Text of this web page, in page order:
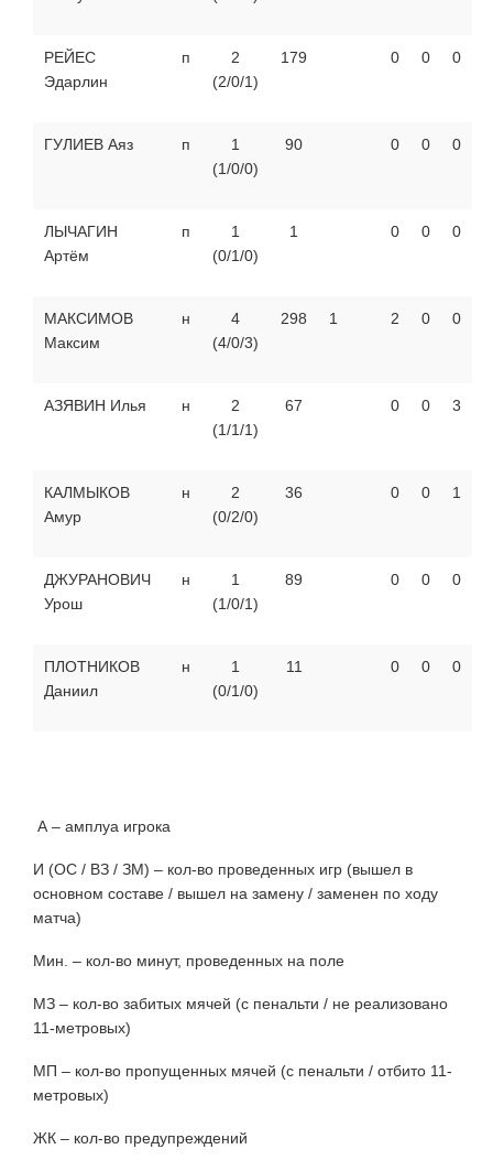
РЕЙЕС
Эдарлин
п
2
(2/0/1)
179 0 0 0
ГУЛИЕВ Аяз п
1
(1/0/0)
90 0 0 0
ЛЫЧАГИН
Артём
п
1
(0/1/0)
1 0 0 0
МАКСИМОВ
Максим
н
4
(4/0/3)
298 1 2 0 0
АЗЯВИН Илья н
2
(1/1/1)
67 0 0 3
КАЛМЫКОВ
Амур
н
2
(0/2/0)
36 0 0 1
ДЖУРАНОВИЧ
Урош
н
1
(1/0/1)
89 0 0 0
ПЛОТНИКОВ
Даниил
н
1
(0/1/0)
11 0 0 0
А – амплуа игрока
И (ОС / ВЗ / ЗМ) – кол-во проведенных игр (вышел в
основном составе / вышел на замену / заменен по ходу
матча)
Мин. – кол-во минут, проведенных на поле
МЗ – кол-во забитых мячей (с пенальти / не реализовано
11-метровых)
МП – кол-во пропущенных мячей (с пенальти / отбито 11-
метровых)
ЖК – кол-во предупреждений